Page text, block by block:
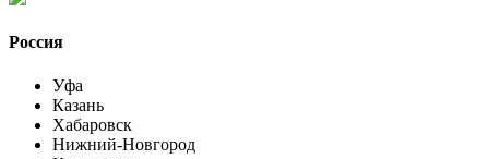
Россия
Уфа
Казань
Хабаровск
Нижний-Новгород